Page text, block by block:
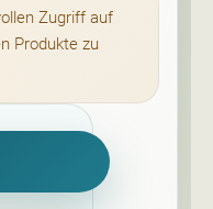
Zugriff auf
Produkte zu